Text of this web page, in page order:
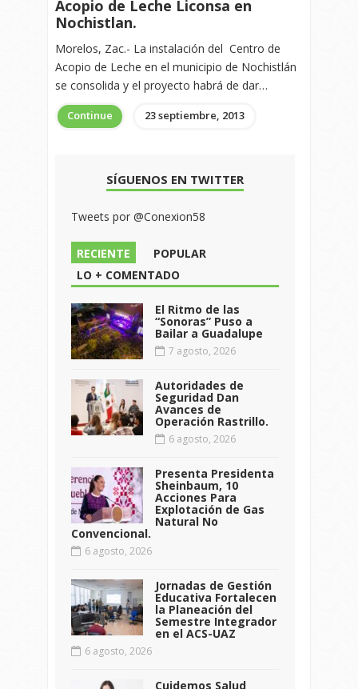
Acopio de Leche Liconsa en
Nochistlan.
Morelos, Zac.- La instalación del Centro de
Acopio de Leche en el municipio de Nochistlán
se consolida y el proyecto habrá de dar…
Continue 23 septiembre, 2013
SÍGUENOS EN TWITTER
Tweets por @Conexion58
RECIENTE
POPULAR
LO + COMENTADO
El Ritmo de las
“Sonoras” Puso a
Bailar a Guadalupe
7 agosto, 2026
Autoridades de
Seguridad Dan
Avances de
Operación Rastrillo.
6 agosto, 2026
Presenta Presidenta
Sheinbaum, 10
Acciones Para
Explotación de Gas
Natural No
Convencional.
6 agosto, 2026
Jornadas de Gestión
Educativa Fortalecen
la Planeación del
Semestre Integrador
en el ACS-UAZ
6 agosto, 2026
Cuidemos Salud